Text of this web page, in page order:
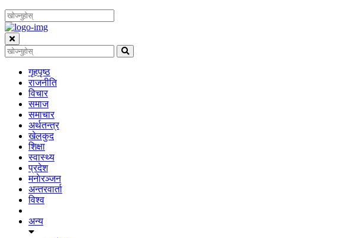
गृहपृष्‍ठ
राजनीति
विचार
समाज
समाचार
अर्थतन्त्र
खेलकुद
शिक्षा
स्वास्थ्य
प्रदेश
मनाेरञ्जन
अन्तरवार्ता
विश्व
अन्य